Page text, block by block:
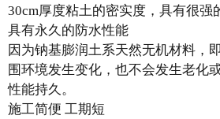
30cm厚度粘土的密实度，具有很强
具有永久的防水性能
因为钠基膨润土系天然无机材料，
围环境发生变化，也不会发生老化
性能持久。
施工简便 工期短